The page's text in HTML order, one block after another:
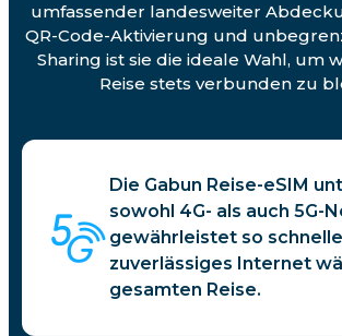
umfassender landesweiter
QR-Code-Aktivierung und
Sharing ist sie die ideale Wahl, um
Reise stets verbunden zu
Die Gabun Reise-eSIM
sowohl 4G- als auch 5G-
gewährleistet so
zuverlässiges Internet
gesamten Reise.